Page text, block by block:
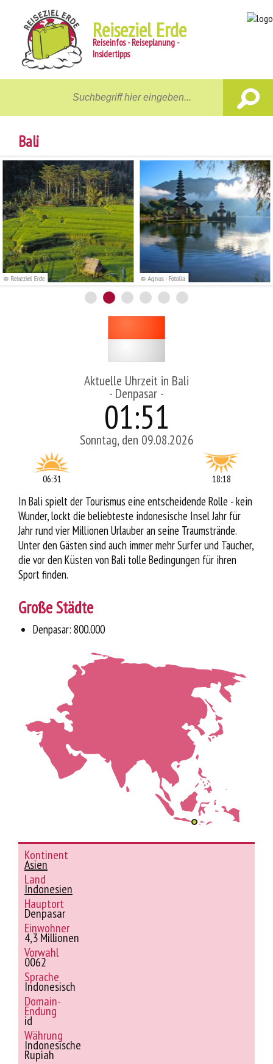
Reiseziel Erde
Reiseinfos - Reiseplanung -
Insidertipps
Unterwegs
Gastgeber
Aktiv
News
Reiseberichte
Bali
© Reiseziel Erde © Aqnus - Fotolia
Aktuelle Uhrzeit in Bali
- Denpasar -
01:51
Sonntag, den 09.08.2026
06:31 18:18
In Bali spielt der Tourismus eine entscheidende Rolle - kein
Wunder, lockt die beliebteste indonesische Insel Jahr für
Jahr rund vier Millionen Urlauber an seine Traumstrände.
Unter den Gästen sind auch immer mehr Surfer und Taucher,
die vor den Küsten von Bali tolle Bedingungen für ihren
Sport finden.
Große Städte
Denpasar: 800.000
Kontinent
Asien
Land
Indonesien
Hauptort
Denpasar
Einwohner
4,3 Millionen
Vorwahl
0062
Sprache
Indonesisch
Domain-
Endung
id
Währung
Indonesische
Rupiah